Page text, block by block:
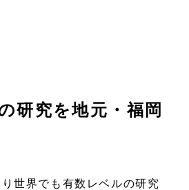
研究を地元・福岡
世界でも有数レベルの研究